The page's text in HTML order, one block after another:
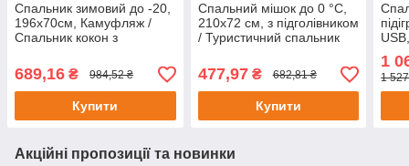
Спальник зимовий до -20,
196х70см, Камуфляж /
Спальник кокон з
Спальний мішок-ковдра
689,16 ₴ 984,52 ₴
Купити
Спальний мішок до 0 °C,
210х72 см, з підголівником
/ Туристичний спальник
спальний мішок
477,97₴ 682,81 ₴
Купити
1
1
Акційні пропозиції та новинки